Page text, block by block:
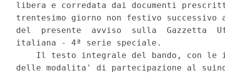
libera e corredata dai documenti
trentesimo giorno non festivo
del  presente  avviso  sulla  Gazzetta
italiana - 4ª serie speciale.
Il testo integrale del bando, con le
delle modalita' di partecipazione al